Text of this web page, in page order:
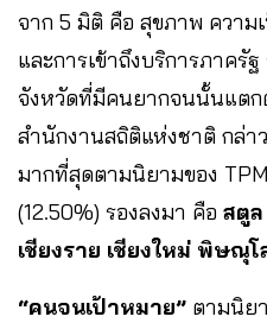
จาก 5 มิติ คือ สุขภาพ ความ
และการเข้าถึงบริการภาครั
จังหวัดที่มีคนยากจนนั้นแตก
สำนักงานสถิติแห่งชาติ กล่
มากที่สุดตามนิยามของ
(12.50%) รองลงมา คือ สตู
เชียงราย เชียงใหม่ พิษณุ
“คนจนเป้าหมาย” ตามนิย